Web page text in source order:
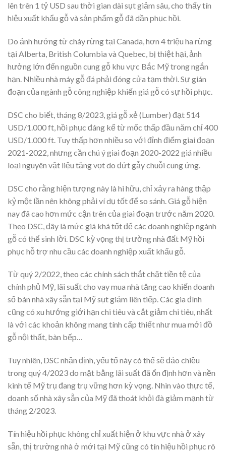
lên trên 1 tỷ USD sau thời gian dài sụt giảm sâu, cho thấy tín
hiệu xuất khẩu gỗ và sản phẩm gỗ đã dần phục hồi.
Do ảnh hưởng từ cháy rừng tại Canada, hơn 4 triệu ha rừng
tại Alberta, British Columbia và Quebec, bị thiệt hại, ảnh
hưởng lớn đến nguồn cung gỗ khu vực Bắc Mỹ trong ngắn
hạn. Nhiều nhà máy gỗ đá phải đóng cửa tạm thời. Sự gián
đoạn của ngành gỗ công nghiệp khiến giá gỗ có sự hồi phục.
DSC cho biết, tháng 8/2023, giá gỗ xẻ (Lumber) đạt 514
USD/1.000 ft, hồi phục đáng kể từ mốc thấp đầu năm chỉ 400
USD/1.000 ft. Tuy thấp hơn nhiều so với đỉnh điểm giai đoạn
2021-2022, nhưng cần chú ý giai đoạn 2020-2022 giá nhiều
loại nguyên vật liệu tăng vọt do đứt gẫy chuỗi cung ứng.
DSC cho rằng hiện tượng này là hi hữu, chỉ xảy ra hàng thập
kỷ một lần nên không phải ví dụ tốt để so sánh. Giá gỗ hiện
nay đã cao hơn mức cận trên của giai đoạn trước năm 2020.
Theo DSC, đây là mức giá khá tốt để các doanh nghiệp ngành
gỗ có thể sinh lời. DSC kỳ vọng thị trường nhà đất Mỹ hồi
phục hỗ trợ nhu cầu các doanh nghiệp xuất khẩu gỗ.
Từ quý 2/2022, theo các chính sách thắt chặt tiền tệ của
chính phủ Mỹ, lãi suất cho vay mua nhà tăng cao khiến doanh
số bán nhà xây sẵn tại Mỹ sụt giảm liên tiếp. Các gia đình
cũng có xu hướng giới hạn chi tiêu và cắt giảm chi tiêu, nhất
là với các khoản không mang tính cấp thiết như mua mới đồ
gỗ nội thất, bàn bếp…
Tuy nhiên, DSC nhận định, yếu tố này có thể sẽ đảo chiều
trong quý 4/2023 do mặt bằng lãi suất đã ổn định hơn và nền
kinh tế Mỹ trụ đang trụ vững hơn kỳ vọng. Nhìn vào thực tế,
doanh số nhà xây sẵn của Mỹ đã thoát khỏi đà giảm mạnh từ
tháng 2/2023.
Tín hiệu hồi phục không chỉ xuất hiện ở khu vực nhà ở xây
sẵn, thị trường nhà ở mới tại Mỹ cũng có tín hiệu hồi phục rõ